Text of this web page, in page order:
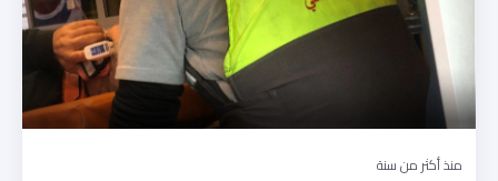
منذ أكثر من سنة